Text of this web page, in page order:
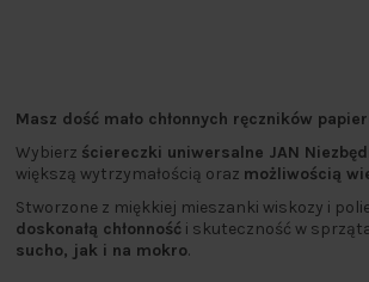
Masz dość mało chłonnych ręczników
Wybierz ściereczki uniwersalne JAN
większą wytrzymałością oraz możliwością
Stworzone z miękkiej mieszanki wiskozy i
doskonałą chłonność i skuteczność w
sucho, jak i na mokro.